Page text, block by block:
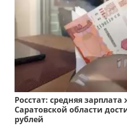
Росстат: средняя
Саратовской области
рублей